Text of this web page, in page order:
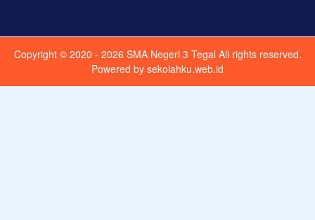
Copyright © 2020 - 2026 SMA Negeri 3 Tegal All rights reserved.
Powered by sekolahku.web.id